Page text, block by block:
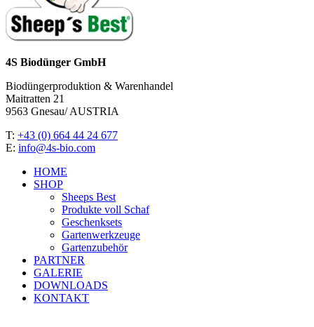
4S Biodünger GmbH
Biodüngerproduktion & Warenhandel
Maitratten 21
9563 Gnesau/ AUSTRIA
T: +43 (0) 664 44 24 677
E: info@4s-bio.com
HOME
SHOP
Sheeps Best
Produkte voll Schaf
Geschenksets
Gartenwerkzeuge
Gartenzubehör
PARTNER
GALERIE
DOWNLOADS
KONTAKT